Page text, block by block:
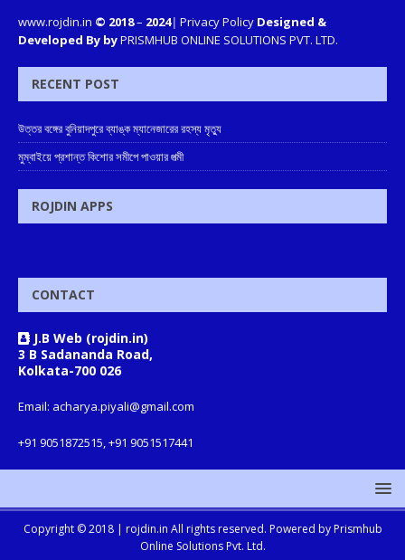
www.rojdin.in © 2018– 2024| Privacy Policy Designed &
Developed By byPRISMHUB ONLINE SOLUTIONS PVT. LTD.
RECENT POST
উত্তর বঙ্গের বুনিয়াদপুরে ব্যাঙ্ক ম্যানেজারের রহস্য মৃত্যু
মুম্বাইয়ে প্রশান্ত কিশোর সমীপে পাওয়ার পত্মী
ROJDIN APPS
CONTACT
J.B Web (rojdin.in)
3 B Sadananda Road,
Kolkata-700 026
Email: acharya.piyali@gmail.com
+91 9051872515, +91 9051517441
Copyright © 2018 | rojdin.in All rights reserved. Powered by Prismhub
Online Solutions Pvt. Ltd.